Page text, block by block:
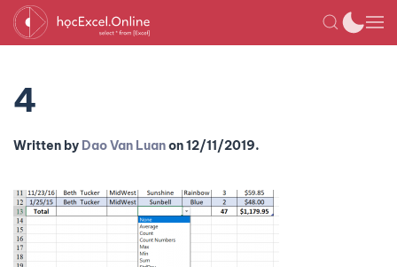
4
Written by Dao Van Luanon12/11/2019.